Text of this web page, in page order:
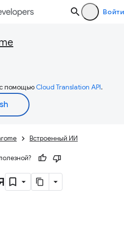
Войти
помощьюCloud Translation API.
Встроенный ИИ